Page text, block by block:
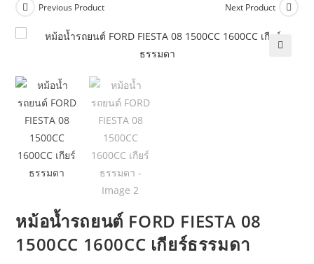
Previous Product Next Product
หม้อน้ำรถยนต์ FORD FIESTA 08
1500CC 1600CC เกียร์ธรรมดา